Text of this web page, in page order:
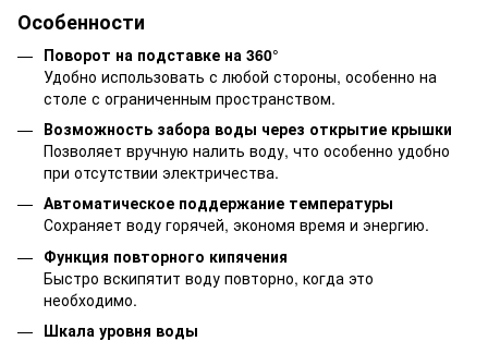
Особенности
Поворот на подставке на 360°
Удобно использовать с любой стороны, особенно на
столе с ограниченным пространством.
Возможность забора воды через открытие крышки
Позволяет вручную налить воду, что особенно удобно
при отсутствии электричества.
Автоматическое поддержание температуры
Сохраняет воду горячей, экономя время и энергию.
Функция повторного кипячения
Быстро вскипятит воду повторно, когда это
необходимо.
Шкала уровня воды